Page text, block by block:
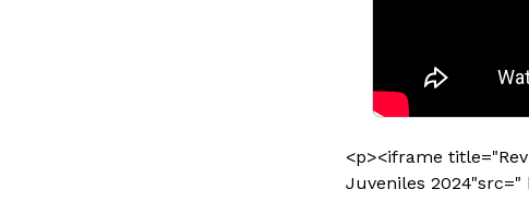
<p><iframe
Juveniles